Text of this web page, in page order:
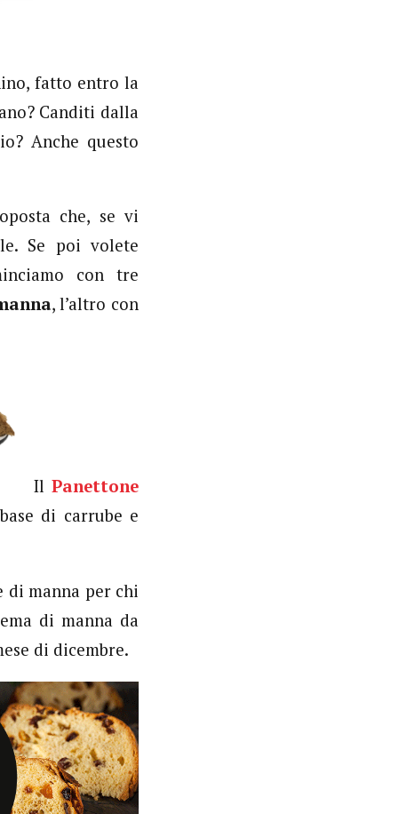
fatto entro la
Canditi dalla
Anche questo
che, se vi
Se poi volete
con tre
, l’altro con
Il Panettone
di carrube e
di manna per chi
di manna da
di dicembre.